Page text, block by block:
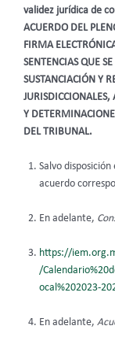
validez jurídica de
ACUERDO DEL
FIRMA
SENTENCIAS QUE
SUSTANCIACIÓN Y
JURISDICCIONALES,
Y
DEL TRIBUNAL.
Salvo
acuerdo
En adelante,
https://
/
ocal%202023-
En adelante,